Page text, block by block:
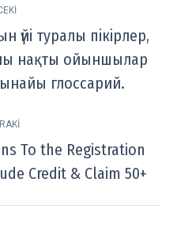
post:
туралы пікірлер,
нақты ойыншылар
глоссарий.
To the Registration
Credit & Claim 50+